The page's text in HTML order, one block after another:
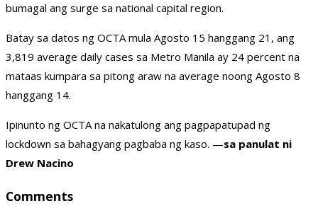
bumagal ang surge sa national capital region.
Batay sa datos ng OCTA mula Agosto 15 hanggang 21, ang
3,819 average daily cases sa Metro Manila ay 24 percent na
mataas kumpara sa pitong araw na average noong Agosto 8
hanggang 14.
Ipinunto ng OCTA na nakatulong ang pagpapatupad ng
lockdown sa bahagyang pagbaba ng kaso. —sa panulat ni
Drew Nacino
Comments